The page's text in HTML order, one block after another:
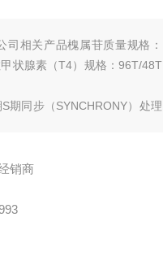
相关产品槐属苷质量规格：
状腺素（T4）规格：96T/48T
期同步（SYNCHRONY）处理
销商